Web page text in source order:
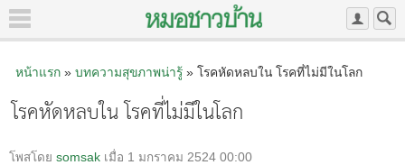
หน้าแรก» บทความสุขภาพน่ารู้» โรคหัดหลบใน โรคที่ไม่มีในโลก
โรคหัดหลบใน โรคที่ไม่มีในโลก
โพสโดย somsak เมื่อ 1 มกราคม 2524 00:00